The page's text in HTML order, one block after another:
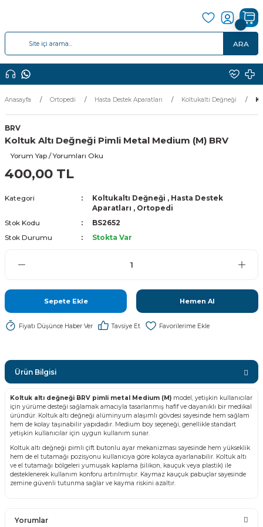
ARA
Anasayfa Ortopedi Hasta Destek Aparatları Koltukaltı Değneği
BRV
Koltuk Altı Değneği Pimli Metal Medium (M) BRV
Yorum Yap / Yorumları Oku
400,00 TL
Kategori Koltukaltı Değneği , Hasta Destek
Aparatları , Ortopedi
Stok Kodu
BS2652
Stok Durumu
Stokta Var
Sepete Ekle Hemen Al
Fiyatı Düşünce Haber Ver Tavsiye Et
Ürün Bilgisi
Koltuk altı değneği BRV pimli metal Medium (M) model, yetişkin kullanıcılar
için yürüme desteği sağlamak amacıyla tasarlanmış hafif ve dayanıklı bir medikal
üründür. Koltuk altı değneği alüminyum alaşımlı gövdesi sayesinde hem sağlam
hem de kolay taşınabilir yapıdadır. Medium boy seçeneği, genellikle standart
yetişkin kullanıcılar için uygun kullanım sunar.
Koltuk altı değneği pimli çift butonlu ayar mekanizması sayesinde hem yükseklik
hem de el tutamağı pozisyonu kullanıcıya göre kolayca ayarlanabilir. Koltuk altı
ve el tutamağı bölgeleri yumuşak kaplama (silikon, kauçuk veya plastik) ile
desteklenerek kullanım konforu artırılmıştır. Kaymaz kauçuk pabuçlar sayesinde
zemine güvenli tutunma sağlar ve kayma riskini azaltır.
Yorumlar